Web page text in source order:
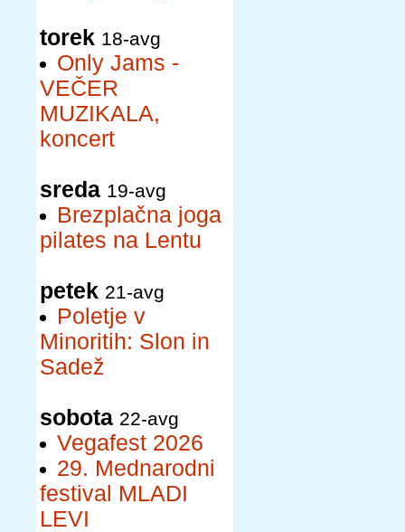
torek 18-avg
Only Jams -
VEČER
MUZIKALA,
koncert
sreda 19-avg
Brezplačna joga
pilates na Lentu
petek 21-avg
Poletje v
Minoritih: Slon in
Sadež
sobota 22-avg
Vegafest 2026
29. Mednarodni
festival MLADI
LEVI